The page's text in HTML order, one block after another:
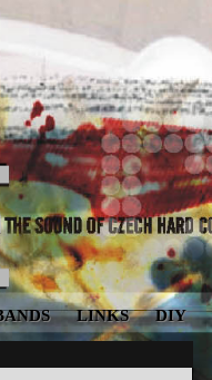
LINKS DIY